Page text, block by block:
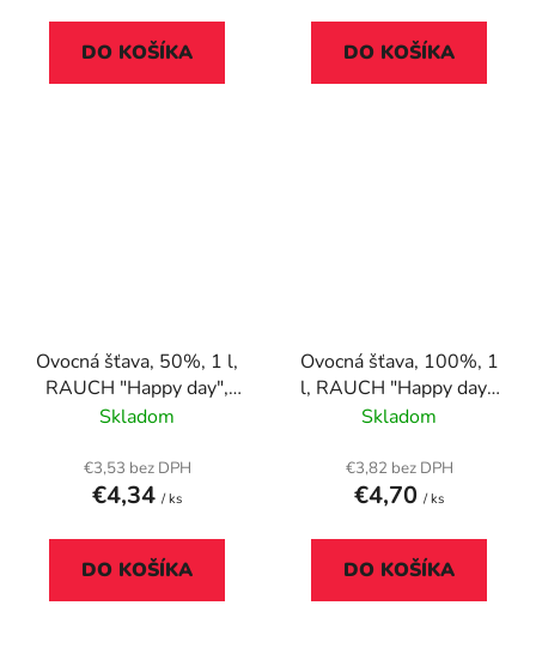
DO KOŠÍKA DO KOŠÍKA
Ovocná šťava, 50%, 1 l,
RAUCH "Happy day",
amarena višňa
Skladom
€3,53 bez DPH
€4,34 / ks
DO KOŠÍKA
Ovocná šťava, 100%, 1
l, RAUCH "Happy day",
ananas
Skladom
€3,82 bez DPH
€4,70 / ks
DO KOŠÍKA